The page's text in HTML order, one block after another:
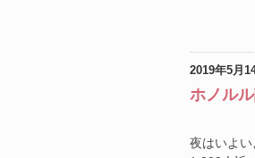
2019年5月
ホノル
夜はいよ